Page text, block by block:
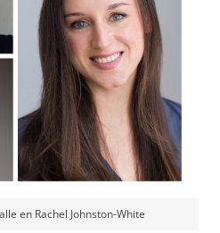
en Rachel Johnston-White